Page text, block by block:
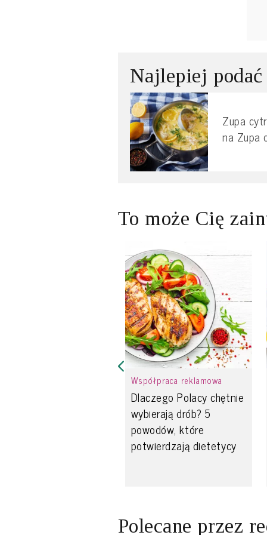
Najlepiej podać
Zupa
na Zupa
To może Cię
Współpraca reklamowa
Dlaczego Polacy chętnie
wybierają drób? 5
powodów, które
potwierdzają dietetycy
Polecane przez